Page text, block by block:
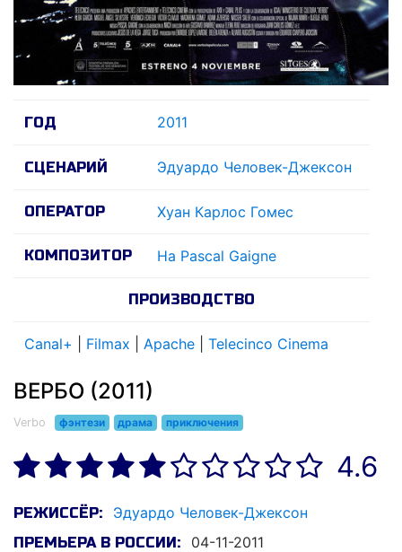
ГОД 2011
СЦЕНАРИЙ Эдуардо Человек-Джексон
ОПЕРАТОР Хуан Карлос Гомес
КОМПОЗИТОР На Pascal Gaigne
ПРОИЗВОДСТВО
Canal+ Filmax Apache Telecinco Cinema
ВЕРБО (2011)
Verbo фэнтези драма приключения
4.6
РЕЖИССЁР: Эдуардо Человек-Джексон
ПРЕМЬЕРА В РОССИИ: 04-11-2011